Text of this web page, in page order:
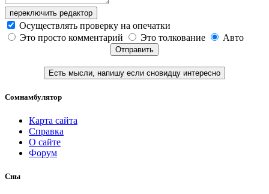
переключить редактор
Осуществлять проверку на опечатки
Это просто комментарий
Это толкование Авто
Отправить
Есть мысли, напишу если сновидцу интересно
Сомнамбулятор
Карта сайта
Справка
О сайте
Форум
Сны